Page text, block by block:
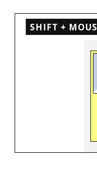
SHIFT +